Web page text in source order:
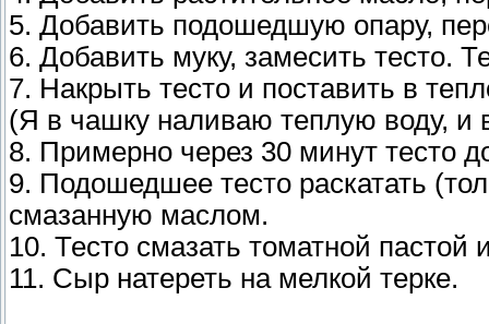
5. Добавить подошедшую опару,
6. Добавить муку, замесить тесто.
7. Накрыть тесто и поставить в
(Я в чашку наливаю теплую воду, и
8. Примерно через 30 минут тесто
9. Подошедшее тесто раскатать
смазанную маслом.
10. Тесто смазать томатной пастой
11. Сыр натереть на мелкой терке.